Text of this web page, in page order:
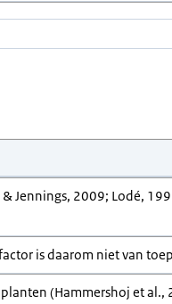
Jennings, 2009; Lodé,
is daarom niet van
(Hammershoj et al.,